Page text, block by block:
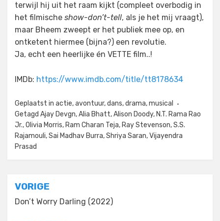
terwijl hij uit het raam kijkt (compleet overbodig in
het filmische show-don’t-tell, als je het mij vraagt),
maar Bheem zweept er het publiek mee op, en
ontketent hiermee (bijna?) een revolutie.
Ja, echt een heerlijke én VETTE film..!
IMDb: https://www.imdb.com/title/tt8178634
Geplaatst in actie,avontuur,dans,drama,musical
Getagd Ajay Devgn,Alia Bhatt,Alison Doody, N.T. Rama Rao
Jr.,Olivia Morris, Ram Charan Teja, Ray Stevenson,S.S.
Rajamouli,Sai Madhav Burra,Shriya Saran,Vijayendra
Prasad
Bericht
navigatie
VORIGE
Don’t Worry Darling (2022)